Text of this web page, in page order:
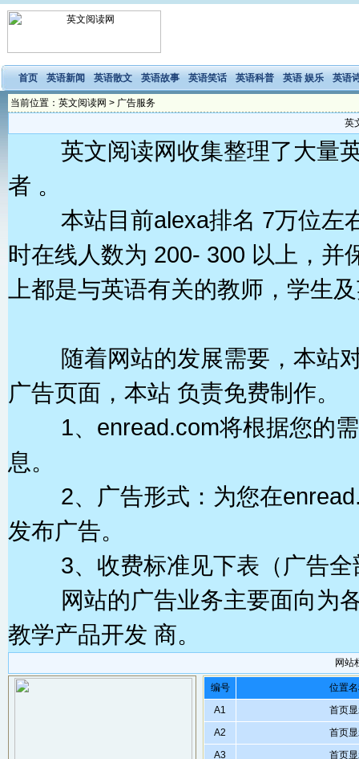
首页 英语新闻 英语散文 英语故事 英语笑话 英语科普 英语 娱乐 英语
当前位置： 英文阅读网 > 广告服务
英
英文阅读网收集整理了大量英
者 。
本站目前alexa排名 7万位左
时在线人数为 200- 300 以上，并
上都是与英语有关的教师，学生
随着网站的发展需要，本站对
广告页面，本站 负责免费制作。
1、enread.com将根据您的需
息。
2、广告形式：为您在
发布广告。
3、收费标准见下表（广告全
网站的广告业务主要面向为各
教学产品开发 商。
网站
编号
位置
A1
首页
A2
首页
A3
首页